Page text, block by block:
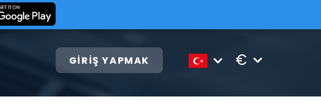
GIRIŞ YAPMAK €